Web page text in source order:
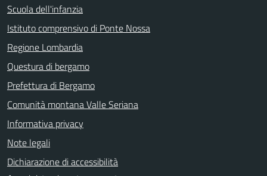
Scuola dell'infanzia
Istituto comprensivo di Ponte Nossa
Regione Lombardia
Questura di bergamo
Prefettura di Bergamo
Comunità montana Valle Seriana
Informativa privacy
Note legali
Dichiarazione di accessibilità